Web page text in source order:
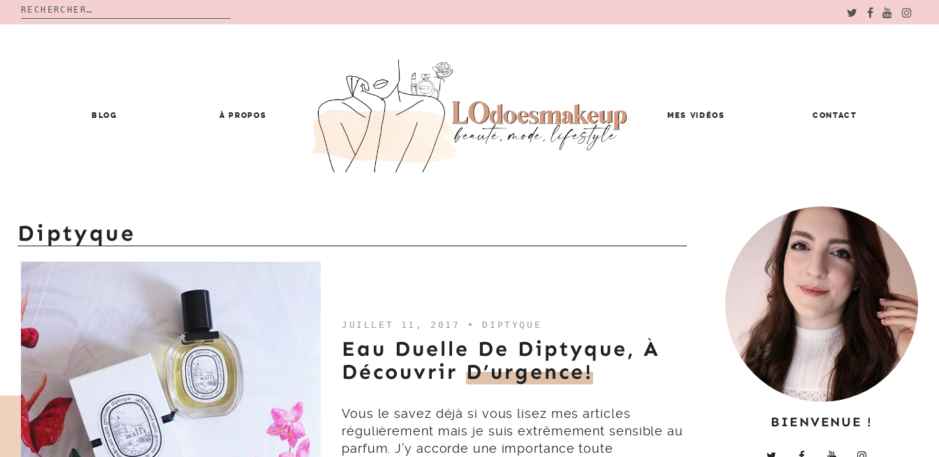
Rechercher :
BLOG À PROPOS MES VIDÉOS CONTACT
Diptyque
JUILLET 11, 2017 • DIPTYQUE
Eau Duelle De Diptyque, À
Découvrir D’urgence!
Vous le savez déjà si vous lisez mes articles
régulièrement mais je suis extrêmement sensible au
parfum. J’y accorde une importance toute
BIENVENUE !